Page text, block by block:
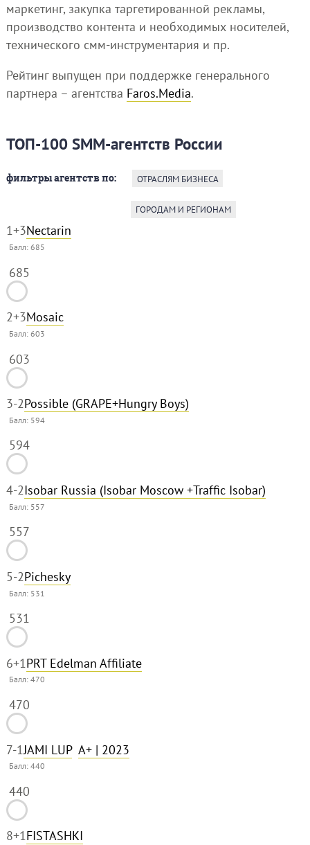
маркетинг, закупка таргетированной рекламы,
производство контента и необходимых носителей,
технического смм-инструментария и пр.
Рейтинг выпущен при поддержке генерального
партнера – агентства Faros.Media.
ТОП-100 SMM-агентств России
фильтры агентств по: ОТРАСЛЯМ БИЗНЕСА
ГОРОДАМ И РЕГИОНАМ
1+3Nectarin
Балл:685
685
2+3Mosaic
Балл:603
603
3-2Possible (GRAPE+Hungry Boys)
Балл: 594
594
4-2Isobar Russia (Isobar Moscow +Traffic Isobar)
Балл: 557
557
5-2Pichesky
Балл: 531
531
6+1PRT Edelman Affiliate
Балл:470
470
7-1 JAMI LUP A+| 2023
Балл:440
440
8+1FISTASHKI